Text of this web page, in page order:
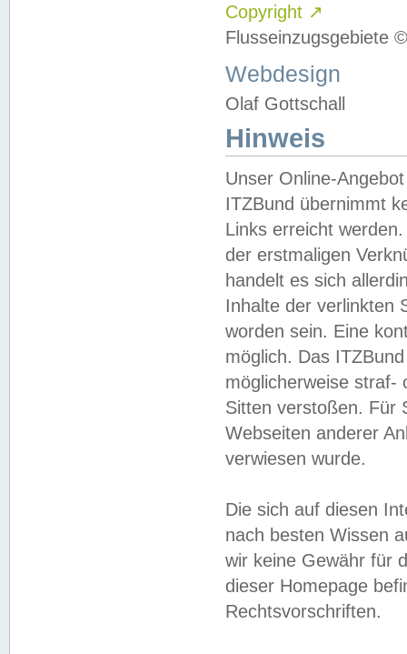
Copyright ↗
Flusseinzugsgebiete
Webdesign
Olaf Gottschall
Hinweis
Unser Online-
ITZBund übernimmt
Links erreicht
der erstmaligen
handelt es sich
Inhalte der verlinkten
worden sein. Eine
möglich. Das
möglicherweise straf-
Sitten verstoßen. Für
Webseiten anderer
verwiesen wurde.
Die sich auf diesen
nach besten Wissen
wir keine Gewähr für
dieser Homepage
Rechtsvorschriften.